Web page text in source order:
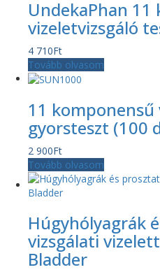
UndekaPhan
vizeletvizsgáló
4 710Ft
Tovább olvasom
11 komponensű
gyorsteszt (100
2 900Ft
Tovább olvasom
Húgyhólyagrák
vizsgálati
Bladder